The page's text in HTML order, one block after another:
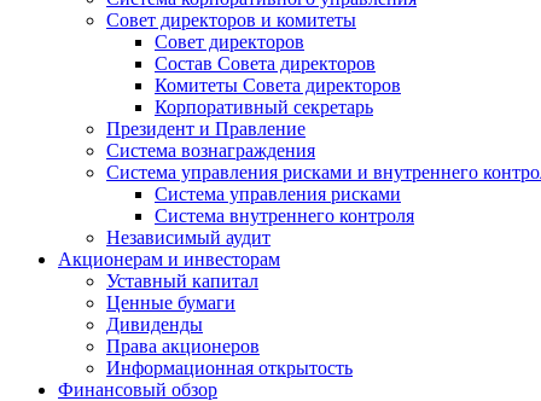
Совет директоров и комитеты
Совет директоров
Состав Совета директоров
Комитеты Совета директоров
Корпоративный секретарь
Президент и Правление
Система вознаграждения
Система управления рисками и внутреннего
Система управления рисками
Система внутреннего контроля
Независимый аудит
Акционерам и инвесторам
Уставный капитал
Ценные бумаги
Дивиденды
Права акционеров
Информационная открытость
Финансовый обзор